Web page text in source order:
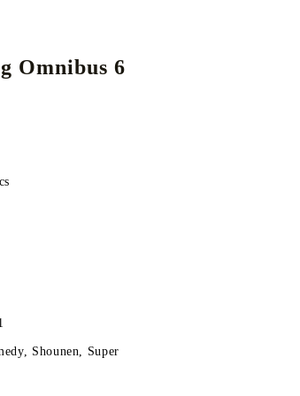
Omnibus 6
Shounen, Super